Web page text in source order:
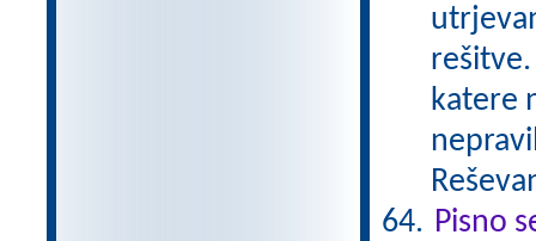
katere
Pisno